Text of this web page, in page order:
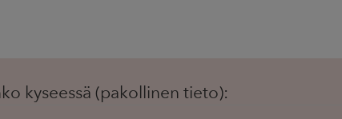
kyseessä (pakollinen tieto):